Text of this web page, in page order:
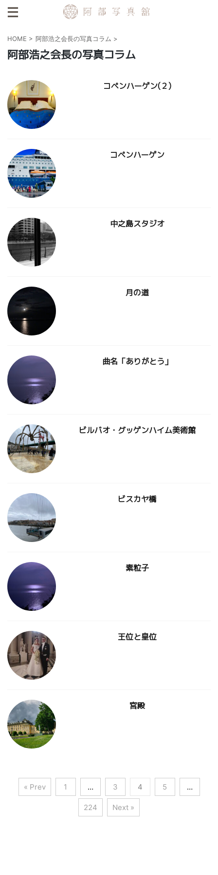
HOME > 阿部浩之会長の写真コラム >
阿部浩之会長の写真コラム
コペンハーゲン(２)
コペンハーゲン
中之島スタジオ
月の道
曲名「ありがとう」
ビルバオ・グッゲンハイム美術館
ビスカヤ橋
素粒子
王位と皇位
宮殿
« Prev 1 … 3 4 5 …
224 Next »